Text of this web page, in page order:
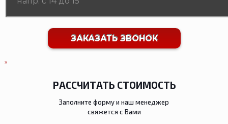
×
РАССЧИТАТЬ СТОИМОСТЬ
Заполните форму и наш менеджер
свяжется с Вами